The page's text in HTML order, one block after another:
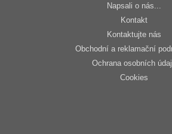
Napsali o nás...
Kontakt
Kontaktujte nás
Obchodní a reklamační
Ochrana osobních
Cookies